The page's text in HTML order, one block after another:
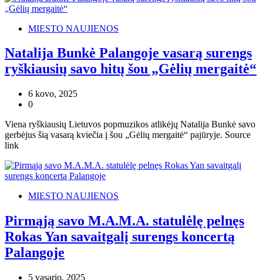
MIESTO NAUJIENOS
Natalija Bunkė Palangoje vasarą surengs
ryškiausių savo hitų šou „Gėlių mergaitė“
6 kovo, 2025
0
Viena ryškiausių Lietuvos popmuzikos atlikėjų Natalija Bunkė savo
gerbėjus šią vasarą kviečia į šou „Gėlių mergaitė“ pajūryje. Source
link
MIESTO NAUJIENOS
Pirmąją savo M.A.M.A. statulėlę pelnęs
Rokas Yan savaitgalį surengs koncertą
Palangoje
5 vasario, 2025